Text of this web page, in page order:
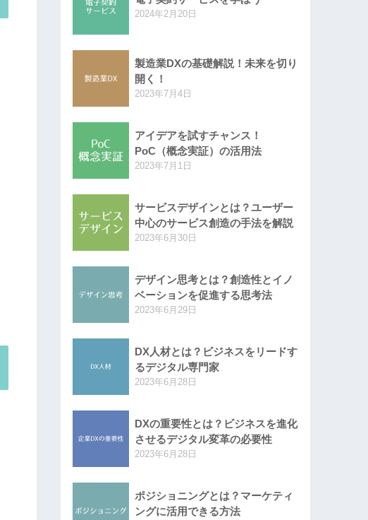
2024年2月20日
製造業DXの基礎解説！未来を切り
開く！
2023年7月4日
アイデアを試すチャンス！
PoC（概念実証）の活用法
2023年7月1日
サービスデザインとは？ユーザー
中心のサービス創造の手法を解説
2023年6月30日
デザイン思考とは？創造性とイノ
ベーションを促進する思考法
2023年6月29日
DX人材とは？ビジネスをリードす
るデジタル専門家
2023年6月28日
DXの重要性とは？ビジネスを進化
させるデジタル変革の必要性
2023年6月28日
ポジショニングとは？マーケティ
ングに活用できる方法